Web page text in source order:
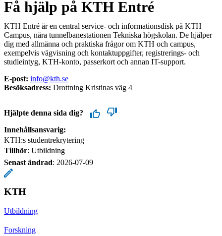
Få hjälp på KTH Entré
KTH Entré är en central service- och informationsdisk på KTH
Campus, nära tunnelbanestationen Tekniska högskolan. De hjälper
dig med allmänna och praktiska frågor om KTH och campus,
exempelvis vägvisning och kontaktuppgifter, registrerings- och
studieintyg, KTH-konto, passerkort och annan IT-support.
E-post: info@kth.se
Besöksadress: Drottning Kristinas väg 4
Hjälpte denna sida dig?
Innehållsansvarig:
KTH:s studentrekrytering
Tillhör: Utbildning
Senast ändrad: 2026-07-09
KTH
Utbildning
Forskning